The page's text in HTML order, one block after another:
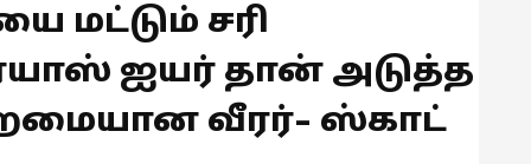
மட்டும் சரி
ஐயர் தான் அடுத்த
வீரர்- ஸ்காட்